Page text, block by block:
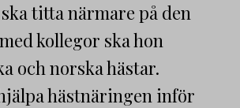
titta närmare på den
kollegor ska hon
och norska hästar.
hästnäringen inför